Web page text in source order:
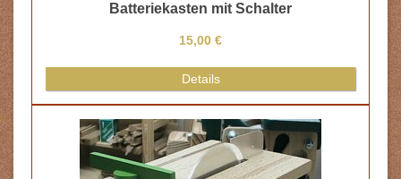
Batteriekasten mit Schalter
15,00 €
Details